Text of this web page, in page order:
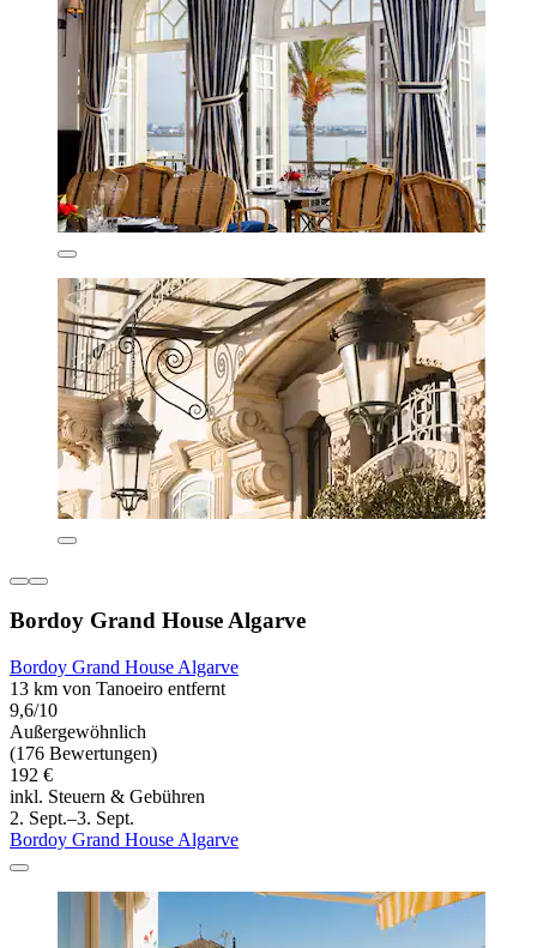
Bordoy Grand House Algarve
Bordoy Grand House Algarve
13 km von Tanoeiro entfernt
9,6/10
Außergewöhnlich
(176 Bewertungen)
192 €
inkl. Steuern & Gebühren
2. Sept.–3. Sept.
Bordoy Grand House Algarve